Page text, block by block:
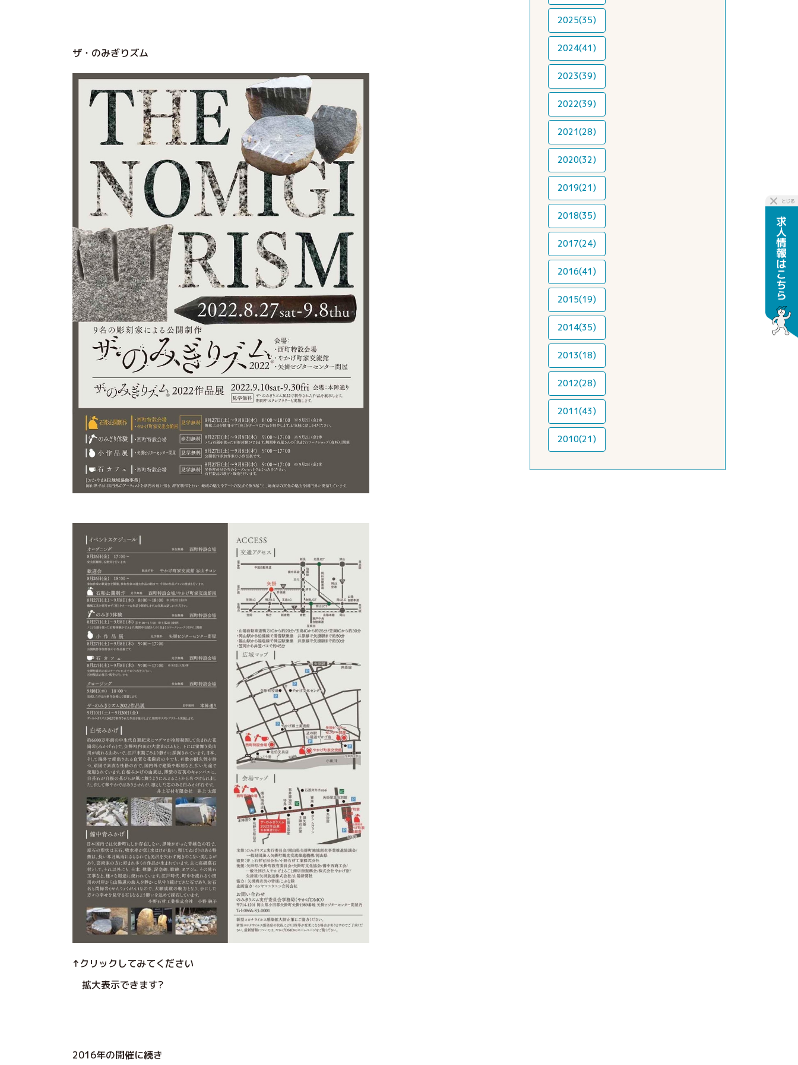
ザ・のみぎりズム
↑クリックしてみてください
拡大表示できます?
2016年の開催に続き
2025(35)
2024(41)
2023(39)
2022(39)
2021(28)
2020(32)
2019(21)
2018(35)
2017(24)
2016(41)
2015(19)
2014(35)
2013(18)
2012(28)
2011(43)
2010(21)